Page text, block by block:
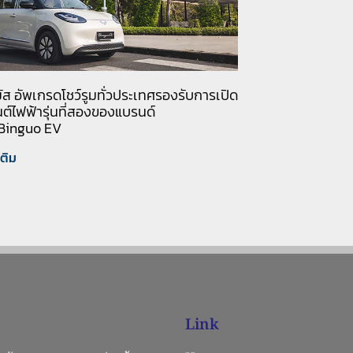
อัพเกรดโชว์รูมทั่วประเทศรองรับการเปิด
ไฟฟ้ารุ่นที่สองของแบรนด์
EV
ม
Link